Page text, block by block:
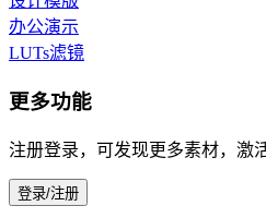
办公演示
LUTs滤镜
更多功能
注册登录，可发现更多素材，激
登录/注册